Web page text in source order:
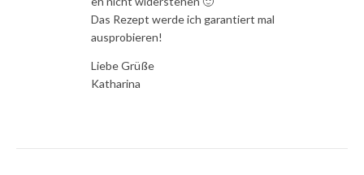
Das Rezept werde ich garantiert mal
ausprobieren!
Liebe Grüße
Katharina